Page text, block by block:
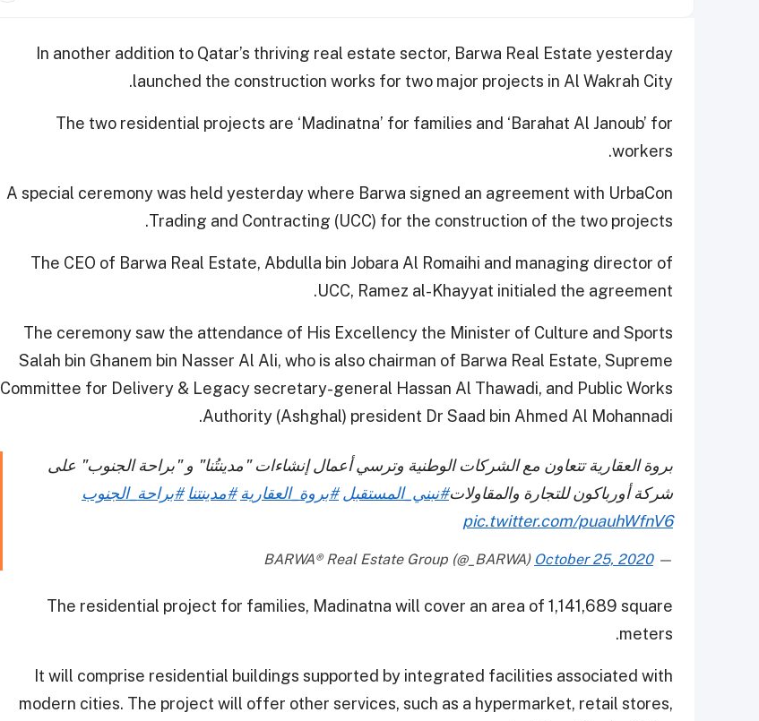
In another addition to Qatar’s thriving real estate sector, Barwa Real Estate yesterday
launched the construction works for two major projects in Al Wakrah City.
The two residential projects are ‘Madinatna’ for families and ‘Barahat Al Janoub’ for
workers.
A special ceremony was held yesterday where Barwa signed an agreement with UrbaCon
Trading and Contracting (UCC) for the construction of the two projects.
The CEO of Barwa Real Estate, Abdulla bin Jobara Al Romaihi and managing director of
UCC, Ramez al-Khayyat initialed the agreement.
The ceremony saw the attendance of His Excellency the Minister of Culture and Sports
Salah bin Ghanem bin Nasser Al Ali, who is also chairman of Barwa Real Estate, Supreme
Committee for Delivery & Legacy secretary-general Hassan Al Thawadi, and Public Works
Authority (Ashghal) president Dr Saad bin Ahmed Al Mohannadi.
بروة العقارية تتعاون مع الشركات الوطنية وترسي أعمال إنشاءات "مدينتُنا" و "براحة الجنوب" على
شركة أورباكون للتجارة والمقاولات#نبني_المستقبل #بروة_العقارية #مدينتنا #براحة_الجنوب
pic.twitter.com/puauhWfnV6
— BARWA® Real Estate Group (@_BARWA)
October 25, 2020
The residential project for families, Madinatna will cover an area of 1,141,689 square
meters.
It will comprise residential buildings supported by integrated facilities associated with
modern cities. The project will offer other services, such as a hypermarket, retail stores,